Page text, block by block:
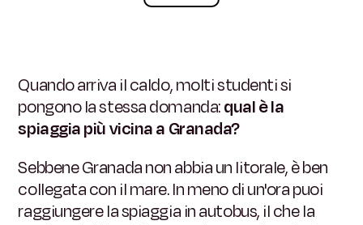
Quando arriva il caldo, molti studenti si
pongono la stessa domanda:qual è la
spiaggia più vicina a Granada?
Sebbene Granada non abbia un litorale, è ben
collegata con il mare. In meno di un'ora puoi
raggiungere la spiaggia in autobus, il che la